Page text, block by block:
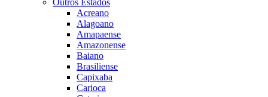
Acreano
Alagoano
Amapaense
Amazonense
Baiano
Brasiliense
Capixaba
Carioca